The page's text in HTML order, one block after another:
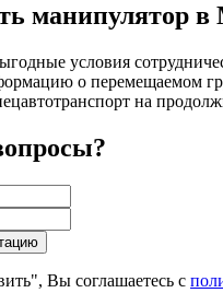
манипулятор в
условия
о перемещаемом
на
Вы соглашаетесь с